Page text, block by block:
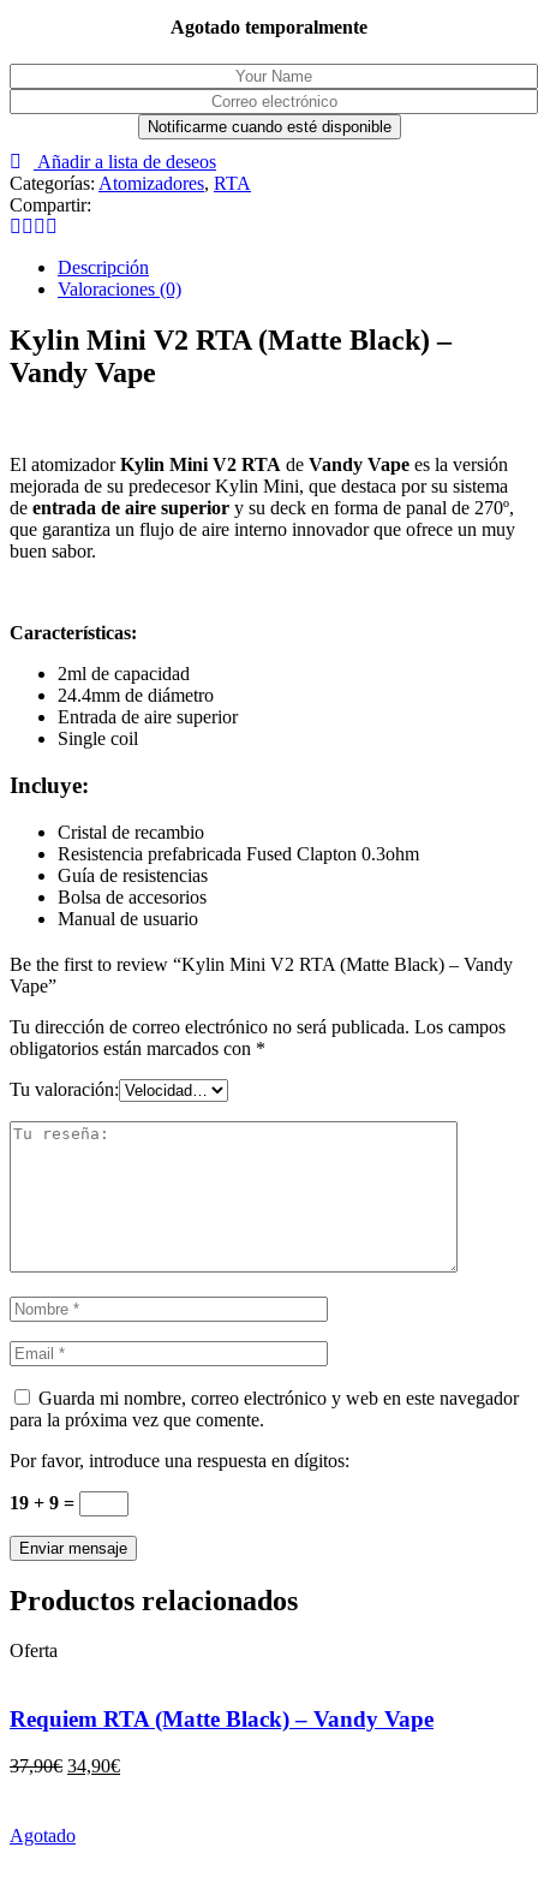
Agotado temporalmente
Añadir a lista de deseos
Categorías: Atomizadores, RTA
Compartir:
Descripción
Valoraciones (0)
Kylin Mini V2 RTA (Matte Black) –
Vandy Vape
El atomizadorKylin Mini V2 RTA de Vandy Vape es la versión
mejorada de su predecesor Kylin Mini, que destaca por su sistema
de entrada de aire superior y su deck en forma de panal de 270º,
que garantiza un flujo de aire interno innovador que ofrece un muy
buen sabor.
Características:
2ml de capacidad
24.4mm de diámetro
Entrada de aire superior
Single coil
Incluye:
Cristal de recambio
Resistencia prefabricada Fused Clapton 0.3ohm
Guía de resistencias
Bolsa de accesorios
Manual de usuario
Be the first to review “Kylin Mini V2 RTA (Matte Black) – Vandy
Vape”
Tu dirección de correo electrónico no será publicada. Los campos
obligatorios están marcados con *
Tu valoración:
Guarda mi nombre, correo electrónico y web en este navegador
para la próxima vez que comente.
Por favor, introduce una respuesta en dígitos:
19 + 9 =
Productos relacionados
Oferta
Requiem RTA (Matte Black) – Vandy Vape
37,90€ 34,90€
Agotado